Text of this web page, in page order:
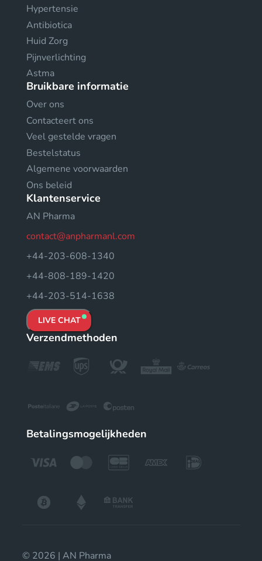
Hypertensie
Antibiotica
Huid Zorg
Pijnverlichting
Astma
Bruikbare informatie
Over ons
Contacteert ons
Veel gestelde vragen
Bestelstatus
Algemene voorwaarden
Ons beleid
Klantenservice
AN Pharma
contact@anpharmanl.com
+44-203-608-1340
+44-808-189-1420
+44-203-514-1638
LIVE CHAT
Verzendmethoden
Betalingsmogelijkheden
© 2026 | AN Pharma